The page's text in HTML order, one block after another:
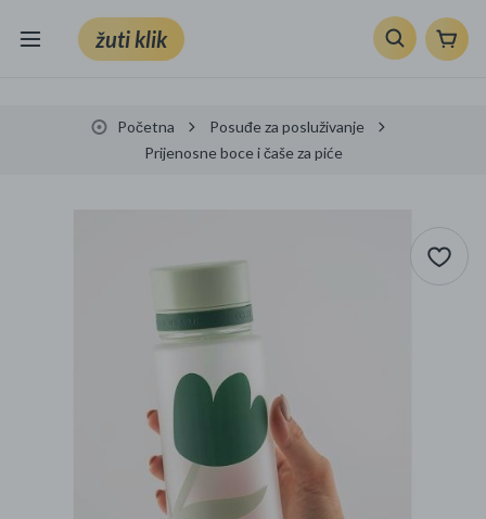
žuti klik
Knjige, škola i ured
Sport i slobodno vrijeme
Ljepota i zdravlje
Početna
Posuđe za posluživanje
Prijenosne boce i čaše za piće